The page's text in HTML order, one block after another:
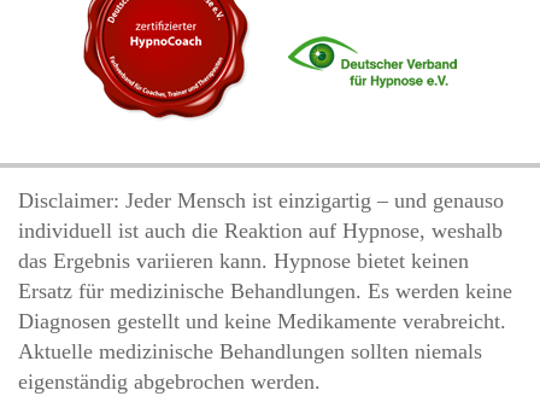
Disclaimer: Jeder Mensch ist einzigartig – und genauso
individuell ist auch die Reaktion auf Hypnose, weshalb
das Ergebnis variieren kann. Hypnose bietet keinen
Ersatz für medizinische Behandlungen. Es werden keine
Diagnosen gestellt und keine Medikamente verabreicht.
Aktuelle medizinische Behandlungen sollten niemals
eigenständig abgebrochen werden.